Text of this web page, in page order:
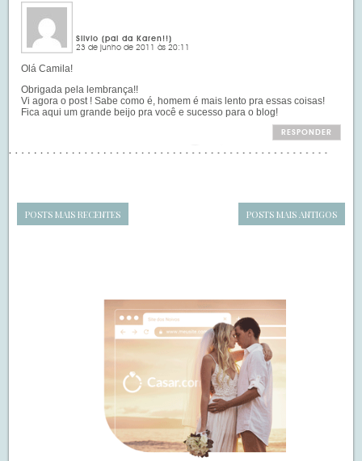
Silvio (pai da Karen!!)
23 de junho de 2011 às 20:11
Olá Camila!
Obrigada pela lembrança!!
Vi agora o post ! Sabe como é, homem é mais lento pra essas coisas!
Fica aqui um grande beijo pra você e sucesso para o blog!
RESPONDER
POSTS MAIS RECENTES POSTS MAIS ANTIGOS
SIDEBAR